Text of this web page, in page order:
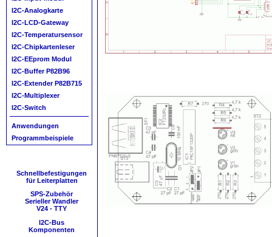
I2C-Analogkarte
I2C-LCD-Gateway
I2C-Temperatursensor
I2C-Chipkartenleser
I2C-EEprom Modul
I2C-Buffer P82B96
I2C-Extender P82B715
I2C-Multiplexer
I2C-Switch
Anwendungen
Programmbeispiele
Schnellbefestigungen
für Leiterplatten
SPS-Zubehör
Serieller Wandler
V24 - TTY
I2C-Bus
Komponenten